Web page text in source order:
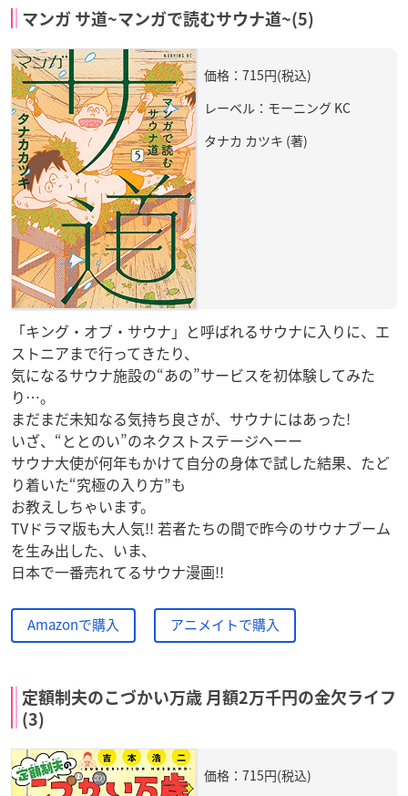
マンガ サ道~マンガで読むサウナ道~(5)
価格：715円(税込)
レーベル：モーニング KC
タナカ カツキ (著)
「キング・オブ・サウナ」と呼ばれるサウナに入りに、エ
ストニアまで行ってきたり、
気になるサウナ施設の“あの”サービスを初体験してみた
り…。
まだまだ未知なる気持ち良さが、サウナにはあった!
いざ、“ととのい”のネクストステージへーー
サウナ大使が何年もかけて自分の身体で試した結果、たど
り着いた“究極の入り方”も
お教えしちゃいます。
TVドラマ版も大人気!! 若者たちの間で昨今のサウナブーム
を生み出した、いま、
日本で一番売れてるサウナ漫画!!
Amazonで購入 アニメイトで購入
定額制夫のこづかい万歳 月額2万千円の金欠ライフ
(3)
価格：715円(税込)